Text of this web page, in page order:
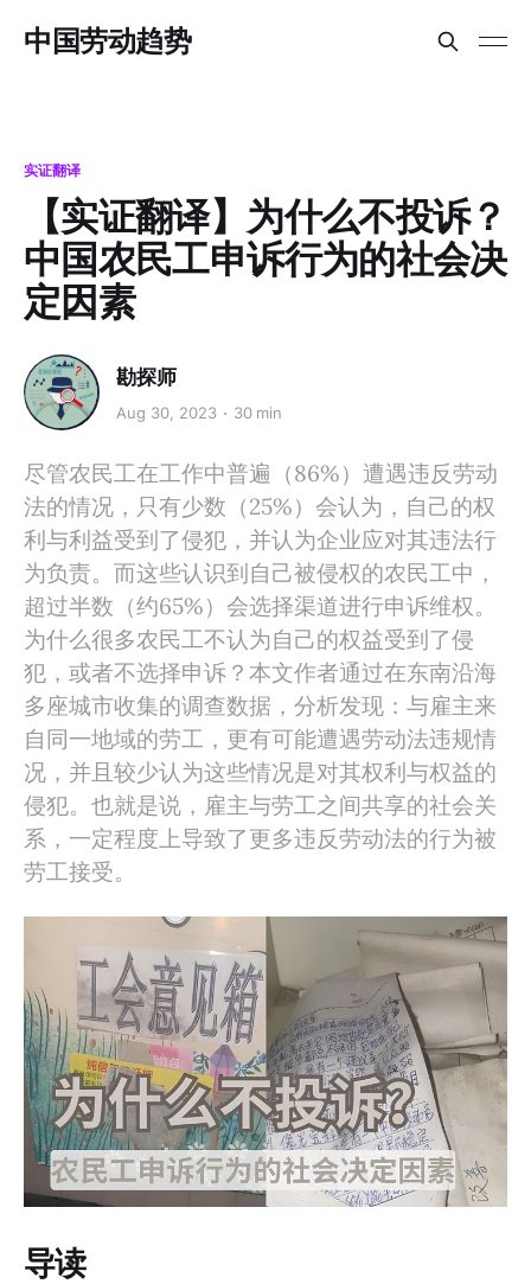
中国劳动趋势
实证翻译
【实证翻译】为什么不投诉？
中国农民工申诉行为的社会决
定因素
勘探师
Aug 30, 2023 30 min
尽管农民工在工作中普遍（86%）遭遇违反劳动
法的情况，只有少数（25%）会认为，自己的权
利与利益受到了侵犯，并认为企业应对其违法行
为负责。而这些认识到自己被侵权的农民工中，
超过半数（约65%）会选择渠道进行申诉维权。
为什么很多农民工不认为自己的权益受到了侵
犯，或者不选择申诉？本文作者通过在东南沿海
多座城市收集的调查数据，分析发现：与雇主来
自同一地域的劳工，更有可能遭遇劳动法违规情
况，并且较少认为这些情况是对其权利与权益的
侵犯。也就是说，雇主与劳工之间共享的社会关
系，一定程度上导致了更多违反劳动法的行为被
劳工接受。
导读